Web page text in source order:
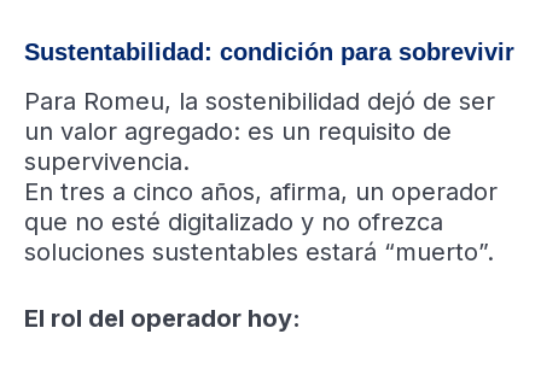
Sustentabilidad: condición para sobrevivir
Para Romeu, la sostenibilidad dejó de ser
un valor agregado: es un requisito de
supervivencia.
En tres a cinco años, afirma, un operador
que no esté digitalizado y no ofrezca
soluciones sustentables estará “muerto”.
El rol del operador hoy: